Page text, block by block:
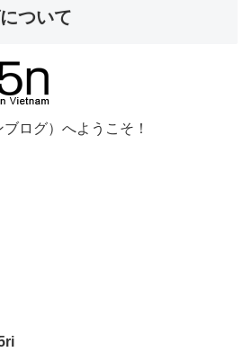
ついて
ログ）へようこそ！